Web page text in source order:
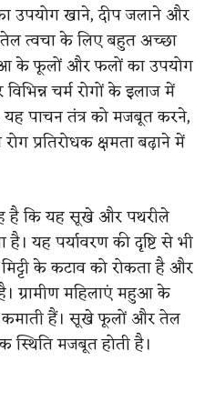
उपयोग खाने, दीप जलाने और
त्वचा के लिए बहुत अच्छा
के फूलों और फलों का उपयोग
चर्म रोगों के इलाज में
पाचन तंत्र को मजबूत करने,
प्रतिरोधक क्षमता बढ़ाने में
है कि यह सूखे और पथरीले
यह पर्यावरण की दृष्टि से भी
के कटाव को रोकता है और
ग्रामीण महिलाएं महुआ के
हैं। सूखे फूलों और तेल
स्थिति मजबूत होती है।